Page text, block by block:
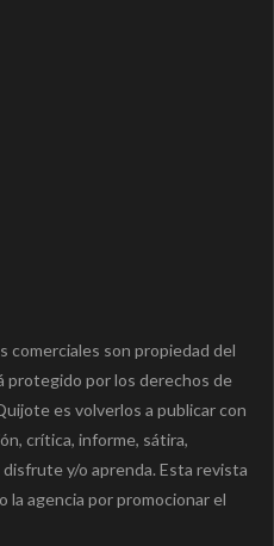
comerciales son propiedad del
por los derechos de
es volverlos a publicar con
crítica, informe, sátira,
y/o aprenda. Esta revista
la agencia por promocionar el